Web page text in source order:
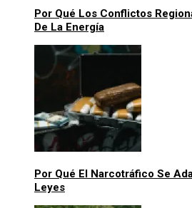
Por Qué Los Conflictos
De La Energía
Por Qué El Narcotráfico Se
Leyes